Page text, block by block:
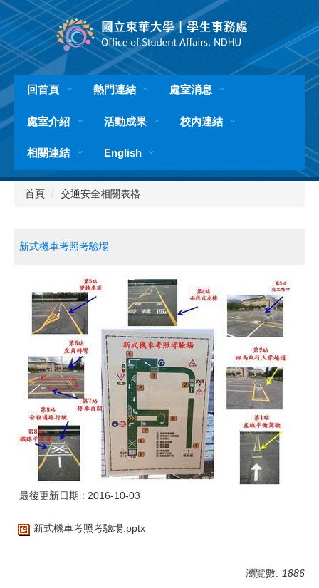
跳
到
主
要
內
容
區
回首頁 熱門連結 處室消息
處室介紹 活動成果 校內連結
相關連結 English
首頁 交通安全相關表格
新式機車考照考驗場
最後更新日期 : 2016-10-03
新式機車考照考驗場.pptx
瀏覽數: 1886